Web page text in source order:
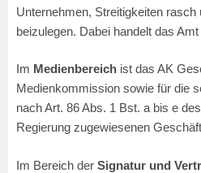
Unternehmen, Streitigkeiten rasch
beizulegen. Dabei handelt das
Im Medienbereich ist das AK
Medienkommission sowie für die
nach Art. 86 Abs. 1 Bst. a bis e
Regierung zugewiesenen
Im Bereich der Signatur und